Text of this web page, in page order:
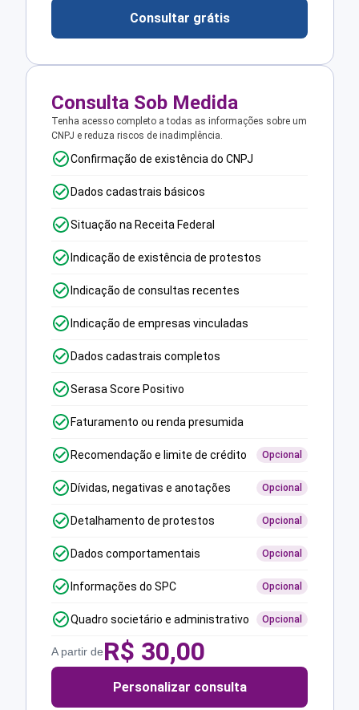
Consultar grátis
Consulta Sob Medida
Tenha acesso completo a todas as informações sobre um
CNPJ e reduza riscos de inadimplência.
Confirmação de existência do CNPJ
Dados cadastrais básicos
Situação na Receita Federal
Indicação de existência de protestos
Indicação de consultas recentes
Indicação de empresas vinculadas
Dados cadastrais completos
Serasa Score Positivo
Faturamento ou renda presumida
Recomendação e limite de crédito Opcional
Dívidas, negativas e anotações Opcional
Detalhamento de protestos Opcional
Dados comportamentais Opcional
Informações do SPC Opcional
Quadro societário e administrativo Opcional
A partir deR$ 30,00
Personalizar consulta